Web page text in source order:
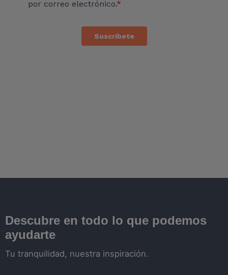
Descubre en todo lo que podemos
ayudarte
Tu tranquilidad, nuestra inspiración.